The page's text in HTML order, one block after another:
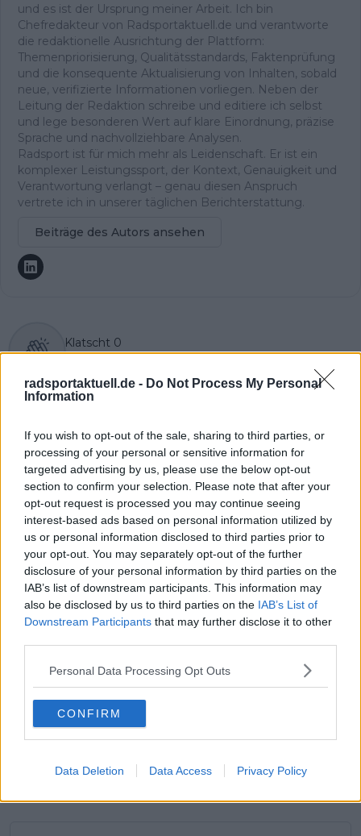
radsportaktuell.de - Do Not Process My Personal
Information
If you wish to opt-out of the sale, sharing to third parties, or
processing of your personal or sensitive information for
targeted advertising by us, please use the below opt-out
section to confirm your selection. Please note that after your
opt-out request is processed you may continue seeing
interest-based ads based on personal information utilized by
us or personal information disclosed to third parties prior to
your opt-out. You may separately opt-out of the further
disclosure of your personal information by third parties on the
IAB’s list of downstream participants. This information may
also be disclosed by us to third parties on the IAB’s List of
Downstream Participants that may further disclose it to other
Personal Data Processing Opt Outs
CONFIRM
Data Deletion Data Access Privacy Policy
und es ist der Ursprung meiner Arbeit. Ich bin
Chefredakteur von Radsportaktuell.de und verantworte
die redaktionelle Ausrichtung der Plattform:
Themenpriorisierung, Qualitätsstandards, Faktenprüfung
und die konsequente Aktualisierung von Inhalten, sobald
neue, verifizierte Informationen vorliegen. Neben der
Leitung der Redaktion schreibe und editiere ich selbst
und lege besonderen Wert auf klare Einordnung, präzise
Sprache und nachvollziehbare Analysen.
Radsport ist für mich mehr als Leidenschaft. Er ist ein
komplexer Leistungssport, der Kontext, Genauigkeit und
Verantwortung verlangt – genau diesen Anspruch
vertrete ich in unserer täglichen Berichterstattung.
Beiträge des Autors ansehen
Klatscht 0
Besucher 0
Vorheriger Artikel
wird ein Test für die
Bereitschaft des
Pelotons, sich impfen
zu lassen" - Jan
Bakelants äußert
Bedenken wegen der
bevorstehenden
Reise nach Ruanda
Nächster Artikel
selben Jahr werde ich
nie vergessen - das
war ein absolutes
Highlight" - Merjin
Zeeman blickt auf 12
Jahre Visma zurück
Schreiben Sie einen Kommentar